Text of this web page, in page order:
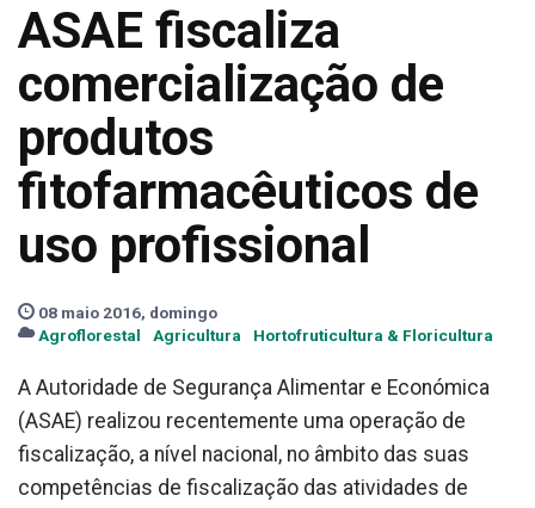
ASAE fiscaliza
comercialização de
produtos
fitofarmacêuticos de
uso profissional
08 maio 2016, domingo
Agroflorestal
Agricultura Hortofruticultura & Floricultura
A Autoridade de Segurança Alimentar e Económica
(ASAE) realizou recentemente uma operação de
fiscalização, a nível nacional, no âmbito das suas
competências de fiscalização das atividades de